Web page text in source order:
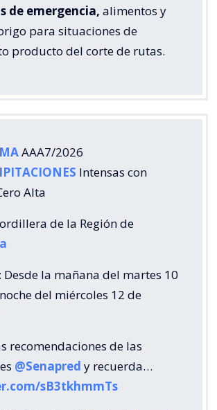
de emergencia, alimentos y
para situaciones de
producto del corte de rutas.
AAA7/2026
Intensas con
Alta
de la Región de
Desde la mañana del martes 10
del miércoles 12 de
recomendaciones de las
@Senapred y recuerda…
sB3tkhmmTs